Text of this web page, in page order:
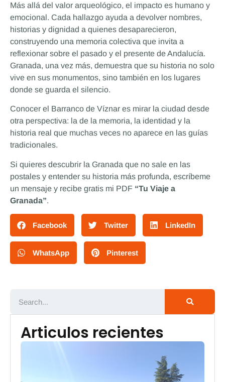
Articulos recientes
Más allá del valor arqueológico, el impacto es humano y
emocional. Cada hallazgo ayuda a devolver nombres,
historias y dignidad a quienes desaparecieron,
construyendo una memoria colectiva que invita a
reflexionar sobre el pasado y el presente de Andalucía.
Granada, una vez más, demuestra que su historia no solo
vive en sus monumentos, sino también en los lugares
donde se guarda el silencio.
Conocer el Barranco de Víznar es mirar la ciudad desde
otra perspectiva: la de la memoria, la identidad y la
historia real que muchas veces no aparece en las guías
tradicionales.
Si quieres descubrir la Granada que no sale en las
postales y entender su historia más profunda, escríbeme
un mensaje y recibe gratis mi PDF “Tu Viaje a
Granada”.
Facebook Twitter LinkedIn
WhatsApp Pinterest